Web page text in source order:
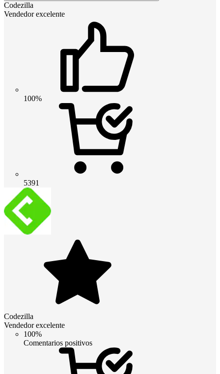
Codezilla
Vendedor excelente
100%
5391
Codezilla
Vendedor excelente
100%
Comentarios positivos